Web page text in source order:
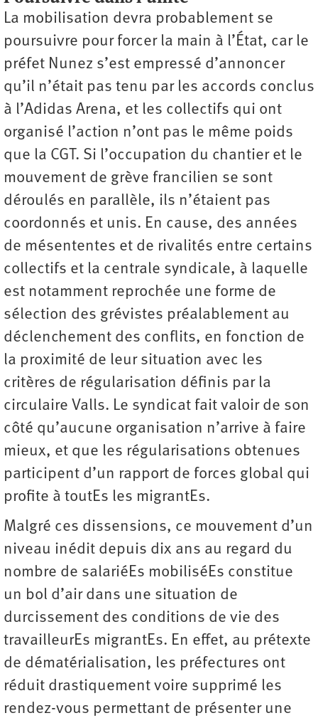
La mobilisation devra probablement se
poursuivre pour forcer la main à l’État, car le
préfet Nunez s’est empressé d’annoncer
qu’il n’était pas tenu par les accords conclus
à l’Adidas Arena, et les collectifs qui ont
organisé l’action n’ont pas le même poids
que la CGT. Si l’occupation du chantier et le
mouvement de grève francilien se sont
déroulés en parallèle, ils n’étaient pas
coordonnés et unis. En cause, des années
de mésententes et de rivalités entre certains
collectifs et la centrale syndicale, à laquelle
est notamment reprochée une forme de
sélection des grévistes préalablement au
déclenchement des conflits, en fonction de
la proximité de leur situation avec les
critères de régularisation définis par la
circulaire Valls. Le syndicat fait valoir de son
côté qu’aucune organisation n’arrive à faire
mieux, et que les régularisations obtenues
participent d’un rapport de forces global qui
profite à toutEs les migrantEs.
Malgré ces dissensions, ce mouvement d’un
niveau inédit depuis dix ans au regard du
nombre de salariéEs mobiliséEs constitue
un bol d’air dans une situation de
durcissement des conditions de vie des
travailleurEs migrantEs. En effet, au prétexte
de dématérialisation, les préfectures ont
réduit drastiquement voire supprimé les
rendez-vous permettant de présenter une